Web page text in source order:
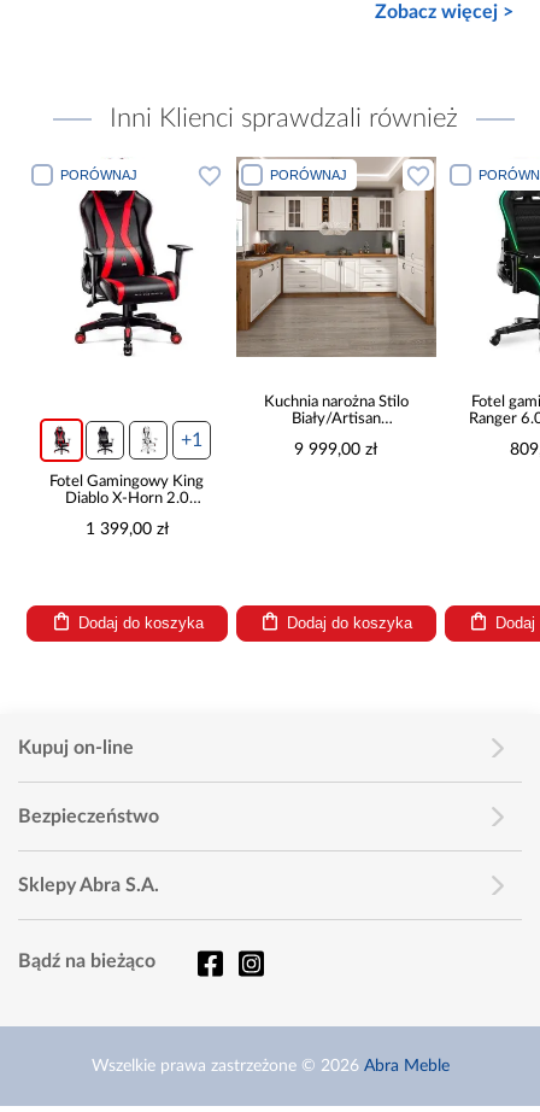
Zobacz więcej >
Inni Klienci sprawdzali również
PORÓWNAJ
+1
Fotel Gamingowy King
Diablo X-Horn 2.0
1 399,00 zł
Dodaj do koszyka
PORÓWNAJ
Kuchnia narożna Stilo
Biały/Artisan
9 999,00 zł
Dodaj do koszyka
Fotel
Ranger
Kupuj on-line
Bezpieczeństwo
Sklepy Abra S.A.
Bądź na bieżąco
Wszelkie prawa zastrzeżone © 2026 Abra Meble